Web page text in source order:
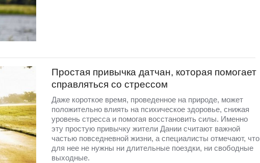
Простая привычка датчан, которая помогает
справляться со стрессом
Даже короткое время, проведенное на природе, может
положительно влиять на психическое здоровье, снижая
уровень стресса и помогая восстановить силы. Именно
эту простую привычку жители Дании считают важной
частью повседневной жизни, а специалисты отмечают, что
для нее не нужны ни длительные поездки, ни свободные
выходные.